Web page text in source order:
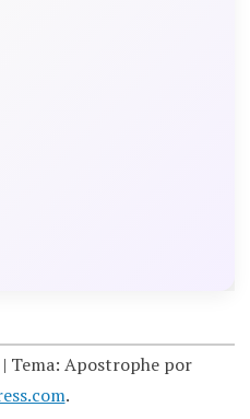
| Tema: Apostrophe por
.